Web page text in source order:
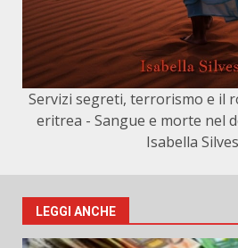
Servizi segreti, terrorismo e il
eritrea - Sangue e morte nel
Isabella
LEGGI ANCHE